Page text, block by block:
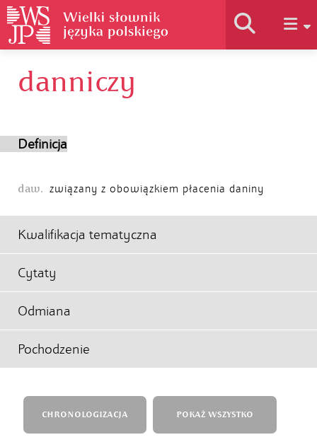
Historia słownika
danniczy
Definicja
daw. związany z obowiązkiem płacenia daniny
Kwalifikacja tematyczna
Cytaty
Odmiana
Pochodzenie
CHRONOLOGIZACJA POKAŻ WSZYSTKO